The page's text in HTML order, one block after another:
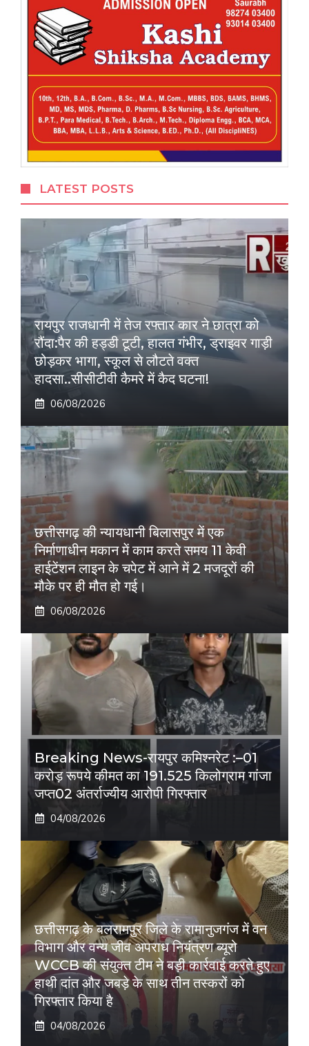
LATEST POSTS
रायपुर राजधानी में तेज रफ्तार कार ने छात्रा को
रौंदा:पैर की हड्डी टूटी, हालत गंभीर, ड्राइवर गाड़ी
छोड़कर भागा, स्कूल से लौटते वक्त
हादसा..सीसीटीवी कैमरे में कैद घटना!
06/08/2026
छत्तीसगढ़ की न्यायधानी बिलासपुर में एक
निर्माणाधीन मकान में काम करते समय 11 केवी
हाईटेंशन लाइन के चपेट में आने में 2 मजदूरों की
मौके पर ही मौत हो गई।
06/08/2026
Breaking News-रायपुर कमिश्नरेट :–01
करोड़ रूपये कीमत का 191.525 किलोग्राम गांजा
जप्त02 अंतर्राज्यीय आरोपी गिरफ्तार
04/08/2026
छत्तीसगढ़ के बलरामपुर जिले के रामानुजगंज में वन
विभाग और वन्य जीव अपराध नियंत्रण ब्यूरो
WCCB की संयुक्त टीम ने बड़ी कार्रवाई करते हुए
हाथी दांत और जबड़े के साथ तीन तस्करों को
गिरफ्तार किया है
04/08/2026